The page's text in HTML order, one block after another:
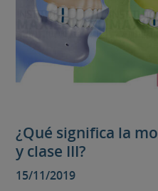
¿Qué significa la
y clase III?
15/11/2019